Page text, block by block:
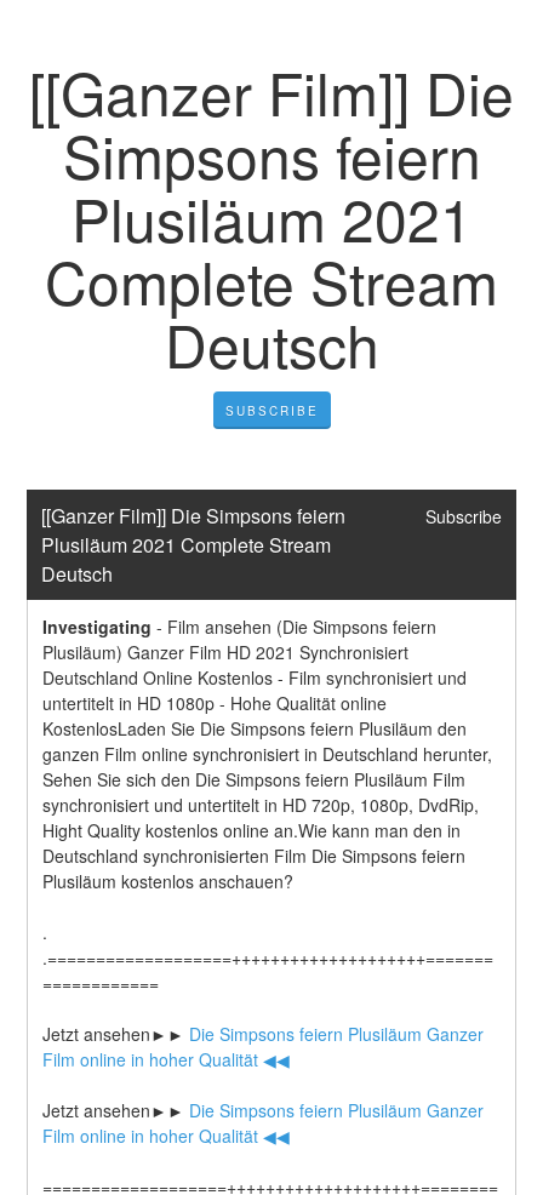
[[Ganzer Film]] Die
Simpsons feiern
Plusiläum 2021
Complete Stream
Deutsch
SUBSCRIBE
[[Ganzer Film]] Die Simpsons feiern
Plusiläum 2021 Complete Stream
Deutsch
Subscribe
Investigating - Film ansehen (Die Simpsons feiern
Plusiläum) Ganzer Film HD 2021 Synchronisiert
Deutschland Online Kostenlos - Film synchronisiert und
untertitelt in HD 1080p - Hohe Qualität online
KostenlosLaden Sie Die Simpsons feiern Plusiläum den
ganzen Film online synchronisiert in Deutschland herunter,
Sehen Sie sich den Die Simpsons feiern Plusiläum Film
synchronisiert und untertitelt in HD 720p, 1080p, DvdRip,
Hight Quality kostenlos online an.Wie kann man den in
Deutschland synchronisierten Film Die Simpsons feiern
Plusiläum kostenlos anschauen?
.
.===================++++++++++++++++++++=======
============
Jetzt ansehen►► Die Simpsons feiern Plusiläum Ganzer
Film online in hoher Qualität ◀◀
Jetzt ansehen►► Die Simpsons feiern Plusiläum Ganzer
Film online in hoher Qualität ◀◀
===================++++++++++++++++++++========